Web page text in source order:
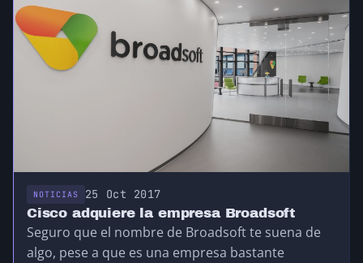
NOTICIAS 25 Oct 2017
Cisco adquiere la empresa Broadsoft
Seguro que el nombre de Broadsoft te suena de
algo, pese a que es una empresa bastante